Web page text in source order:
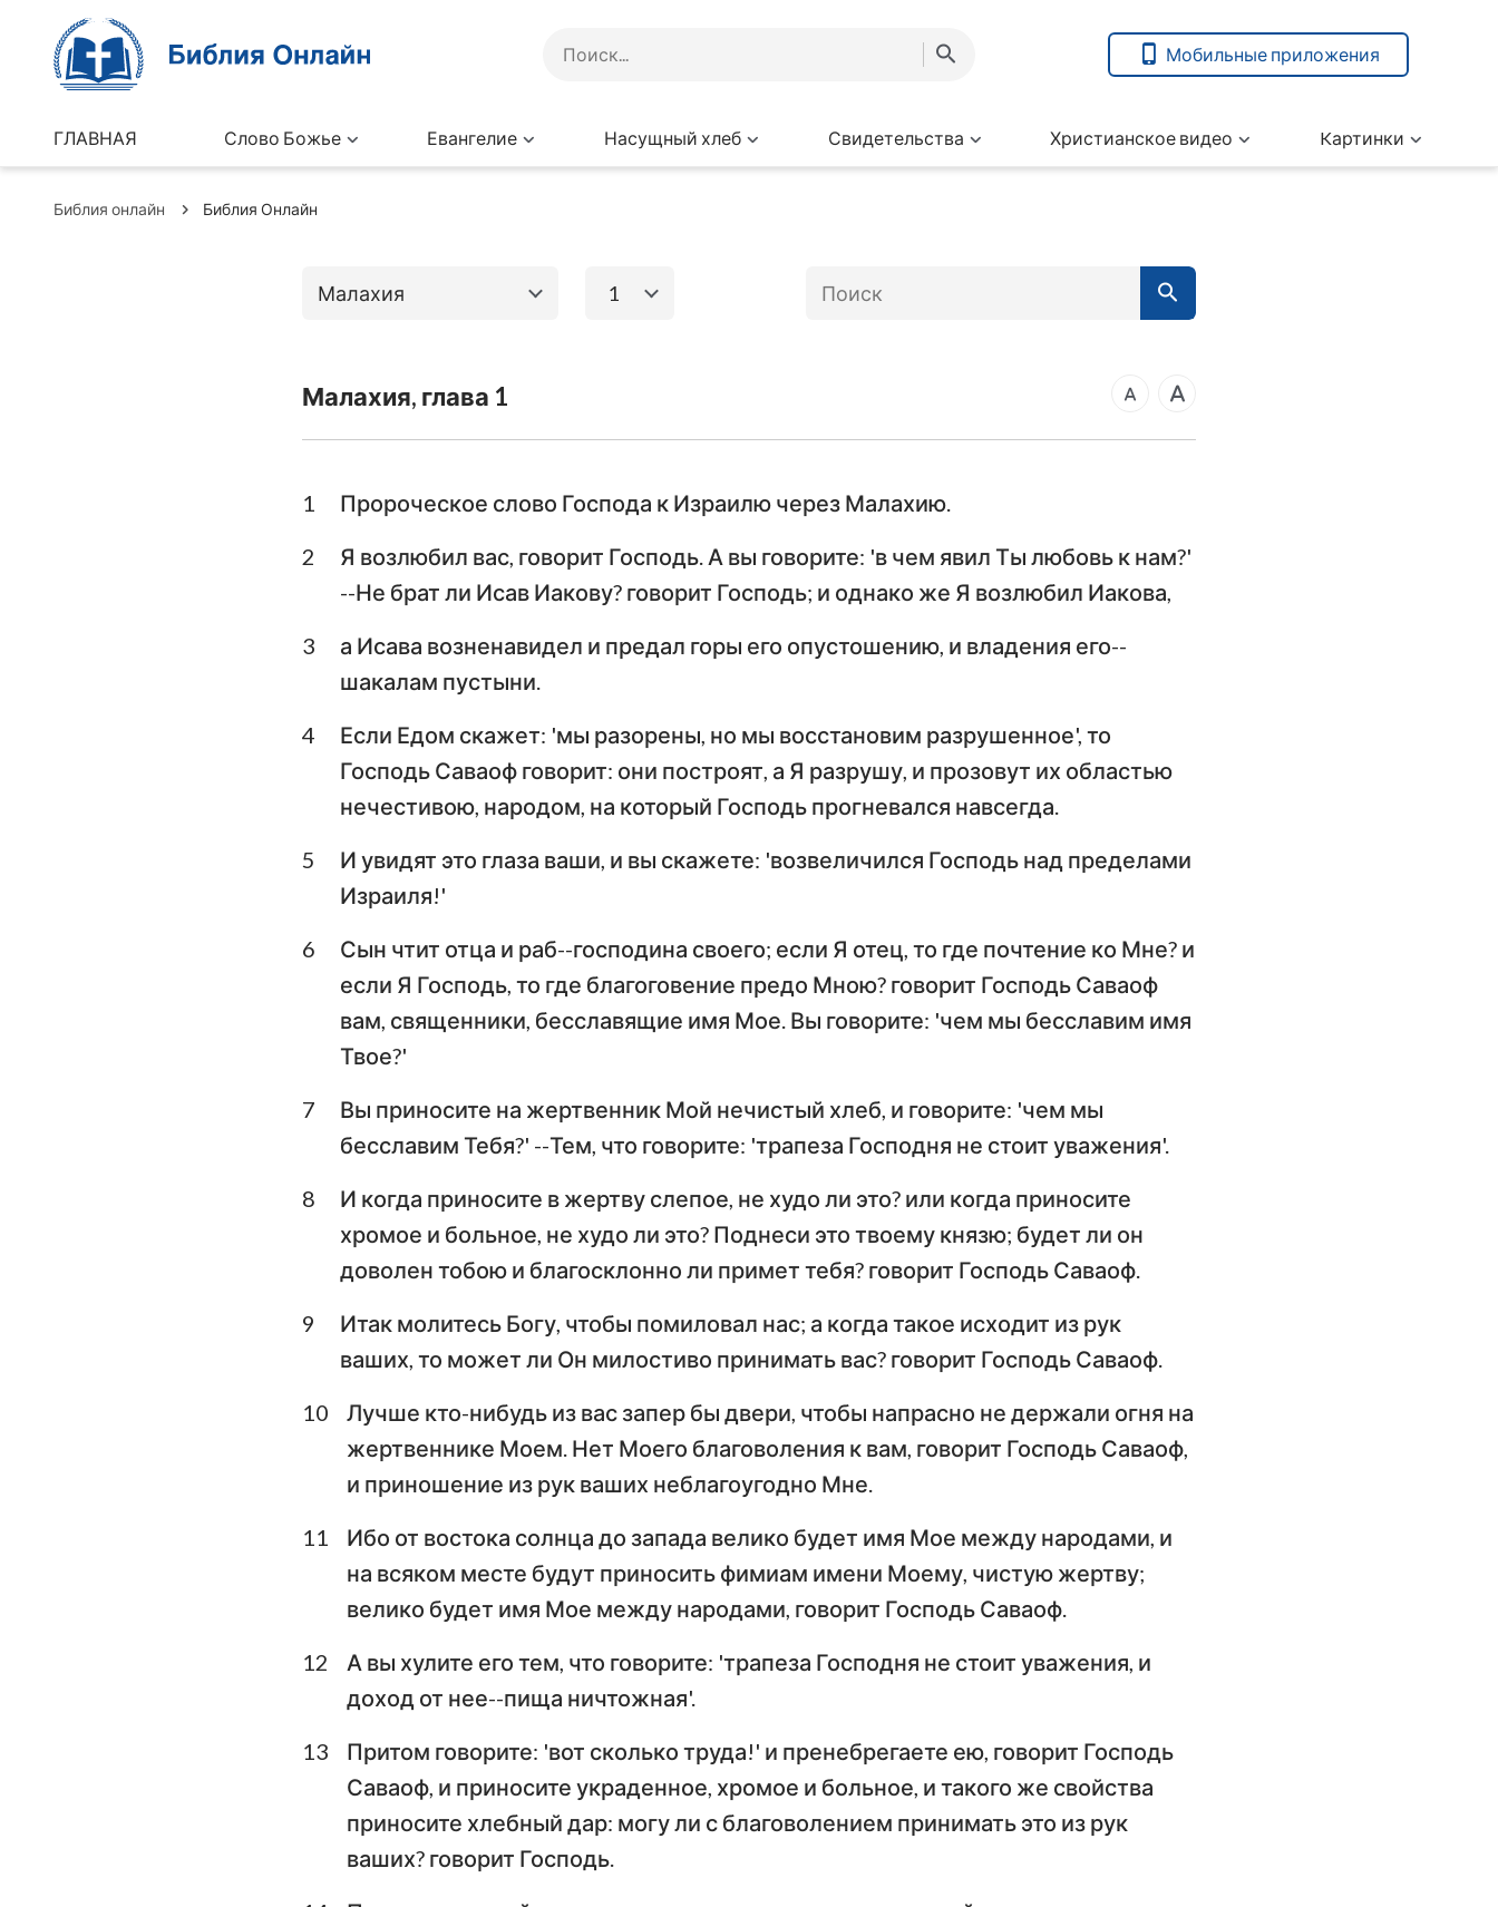
Мобильные приложения
ГЛАВНАЯ Слово Божье Евангелие Насущный хлеб Свидетельства Христианское видео Kартинки
Библия онлайн Библия Онлайн
Малахия
Книги Ветхого завета
Левит Числа
Второзаконие Иисус Навин
Книга Судей Руфь
1-я Царств 2-я Царств
3-я Царств 4-я Царств
1-я Паралипоменон 2-я Паралипоменон
Псалтирь
Екклесиаст Песни Песней
Исаия Иеремия
Плач Иеремии
Иоиль Амос
Авдия
Михей Наум
Аввакум Софония
Аггей Захария
Евангелие от Луки
Иоанна
Послание к
Послание к Галатам
Послание к
Ефесянам
Филиппийцам
Колоссянам
Первое послание к
Тимофею
Второе послание к
Тимофею
Послание к Евреям
Петра
Петра
Первое послание
Иоанна
Второе послание
Иоанна
Третье послание
Иоанна
Послание Иуды
Откровение Иоанна
1
Малахия, глава 1
1
Пророческое слово Господа к Израилю через Малахию.
2
Я возлюбил вас, говорит Господь. А вы говорите: 'в чем явил Ты любовь к нам?'
--Не брат ли Исав Иакову? говорит Господь; и однако же Я возлюбил Иакова,
3
а Исава возненавидел и предал горы его опустошению, и владения его--
шакалам пустыни.
4
Если Едом скажет: 'мы разорены, но мы восстановим разрушенное', то
Господь Саваоф говорит: они построят, а Я разрушу, и прозовут их областью
нечестивою, народом, на который Господь прогневался навсегда.
5
И увидят это глаза ваши, и вы скажете: 'возвеличился Господь над пределами
Израиля!'
6
Сын чтит отца и раб--господина своего; если Я отец, то где почтение ко Мне? и
если Я Господь, то где благоговение предо Мною? говорит Господь Саваоф
вам, священники, бесславящие имя Мое. Вы говорите: 'чем мы бесславим имя
Твое?'
7
Вы приносите на жертвенник Мой нечистый хлеб, и говорите: 'чем мы
бесславим Тебя?' --Тем, что говорите: 'трапеза Господня не стоит уважения'.
8
И когда приносите в жертву слепое, не худо ли это? или когда приносите
хромое и больное, не худо ли это? Поднеси это твоему князю; будет ли он
доволен тобою и благосклонно ли примет тебя? говорит Господь Саваоф.
9
Итак молитесь Богу, чтобы помиловал нас; а когда такое исходит из рук
ваших, то может ли Он милостиво принимать вас? говорит Господь Саваоф.
10
Лучше кто-нибудь из вас запер бы двери, чтобы напрасно не держали огня на
жертвеннике Моем. Нет Моего благоволения к вам, говорит Господь Саваоф,
и приношение из рук ваших неблагоугодно Мне.
11
Ибо от востока солнца до запада велико будет имя Мое между народами, и
на всяком месте будут приносить фимиам имени Моему, чистую жертву;
велико будет имя Мое между народами, говорит Господь Саваоф.
12
А вы хулите его тем, что говорите: 'трапеза Господня не стоит уважения, и
доход от нее--пища ничтожная'.
13
Притом говорите: 'вот сколько труда!' и пренебрегаете ею, говорит Господь
Саваоф, и приносите украденное, хромое и больное, и такого же свойства
приносите хлебный дар: могу ли с благоволением принимать это из рук
ваших? говорит Господь.